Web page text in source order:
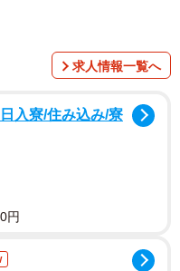
」（@emma_bc410）
除を手伝う気満々のワ
といい、先日2歳になっ
です。写真を見た人た
求人情報一覧へ
入寮/住み込み/寮
円